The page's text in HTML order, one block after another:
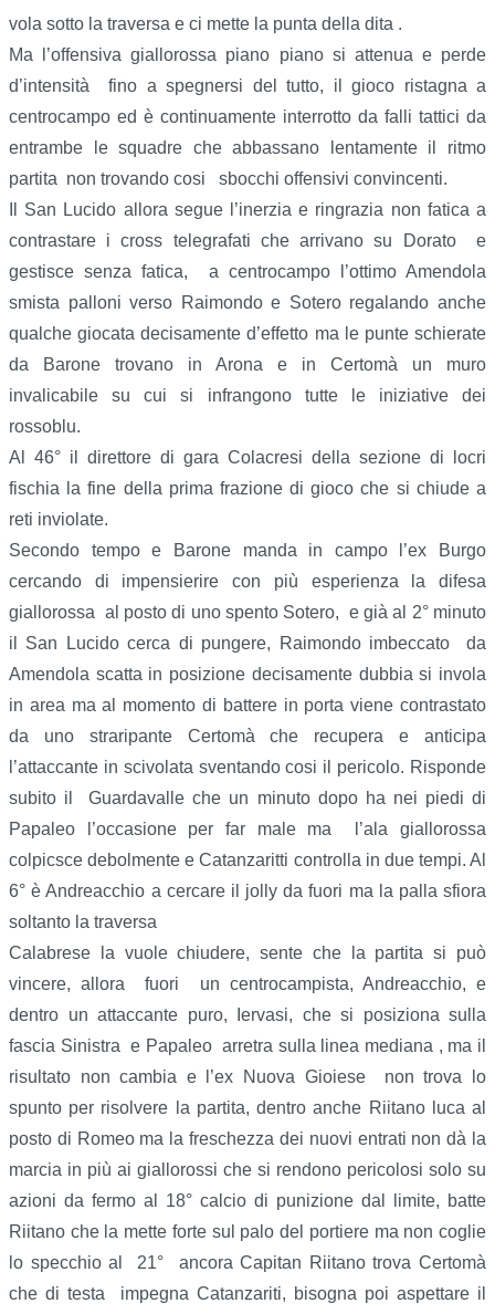
vola sotto la traversa e ci mette la punta della dita .
Ma l’offensiva giallorossa piano piano si attenua e perde
d’intensità fino a spegnersi del tutto, il gioco ristagna a
centrocampo ed è continuamente interrotto da falli tattici da
entrambe le squadre che abbassano lentamente il ritmo
partita non trovando cosi sbocchi offensivi convincenti.
Il San Lucido allora segue l’inerzia e ringrazia non fatica a
contrastare i cross telegrafati che arrivano su Dorato e
gestisce senza fatica, a centrocampo l’ottimo Amendola
smista palloni verso Raimondo e Sotero regalando anche
qualche giocata decisamente d’effetto ma le punte schierate
da Barone trovano in Arona e in Certomà un muro
invalicabile su cui si infrangono tutte le iniziative dei
rossoblu.
Al 46° il direttore di gara Colacresi della sezione di locri
fischia la fine della prima frazione di gioco che si chiude a
reti inviolate.
Secondo tempo e Barone manda in campo l’ex Burgo
cercando di impensierire con più esperienza la difesa
giallorossa al posto di uno spento Sotero, e già al 2° minuto
il San Lucido cerca di pungere, Raimondo imbeccato da
Amendola scatta in posizione decisamente dubbia si invola
in area ma al momento di battere in porta viene contrastato
da uno straripante Certomà che recupera e anticipa
l’attaccante in scivolata sventando cosi il pericolo. Risponde
subito il Guardavalle che un minuto dopo ha nei piedi di
Papaleo l’occasione per far male ma l’ala giallorossa
colpicsce debolmente e Catanzaritti controlla in due tempi. Al
6° è Andreacchio a cercare il jolly da fuori ma la palla sfiora
soltanto la traversa
Calabrese la vuole chiudere, sente che la partita si può
vincere, allora fuori un centrocampista, Andreacchio, e
dentro un attaccante puro, Iervasi, che si posiziona sulla
fascia Sinistra e Papaleo arretra sulla linea mediana , ma il
risultato non cambia e l’ex Nuova Gioiese non trova lo
spunto per risolvere la partita, dentro anche Riitano luca al
posto di Romeo ma la freschezza dei nuovi entrati non dà la
marcia in più ai giallorossi che si rendono pericolosi solo su
azioni da fermo al 18° calcio di punizione dal limite, batte
Riitano che la mette forte sul palo del portiere ma non coglie
lo specchio al 21° ancora Capitan Riitano trova Certomà
che di testa impegna Catanzariti, bisogna poi aspettare il